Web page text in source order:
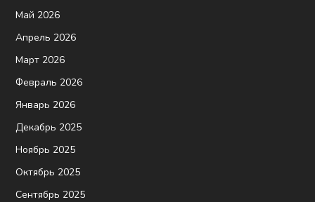
Май 2026
Апрель 2026
Март 2026
Февраль 2026
Январь 2026
Декабрь 2025
Ноябрь 2025
Октябрь 2025
Сентябрь 2025